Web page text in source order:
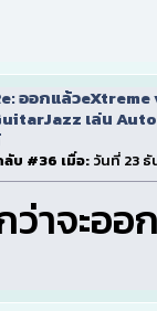
ออกแล้ว
เล่น
บ #36 เมื่อ: วันที่ 23 ธั
ว่าจะออ